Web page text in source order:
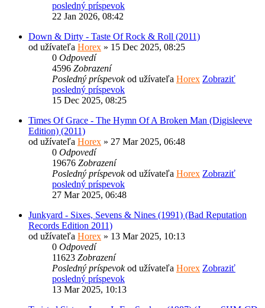
posledný príspevok
22 Jan 2026, 08:42
Down & Dirty - Taste Of Rock & Roll (2011)
od užívateľa Horex » 15 Dec 2025, 08:25
0 Odpovedí
4596 Zobrazení
Posledný príspevokod užívateľa Horex Zobraziť
posledný príspevok
15 Dec 2025, 08:25
Times Of Grace - The Hymn Of A Broken Man (Digisleeve
Edition) (2011)
od užívateľa Horex » 27 Mar 2025, 06:48
0 Odpovedí
19676 Zobrazení
Posledný príspevokod užívateľa Horex Zobraziť
posledný príspevok
27 Mar 2025, 06:48
Junkyard - Sixes, Sevens & Nines (1991) (Bad Reputation
Records Edition 2011)
od užívateľa Horex » 13 Mar 2025, 10:13
0 Odpovedí
11623 Zobrazení
Posledný príspevokod užívateľa Horex Zobraziť
posledný príspevok
13 Mar 2025, 10:13